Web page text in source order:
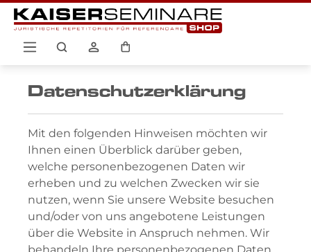
Zum Hauptinhalt springen
Datenschutzerklärung
Mit den folgenden Hinweisen möchten wir
Ihnen einen Überblick darüber geben,
welche personenbezogenen Daten wir
erheben und zu welchen Zwecken wir sie
nutzen, wenn Sie unsere Website besuchen
und/oder von uns angebotene Leistungen
über die Website in Anspruch nehmen. Wir
behandeln Ihre personenbezogenen Daten